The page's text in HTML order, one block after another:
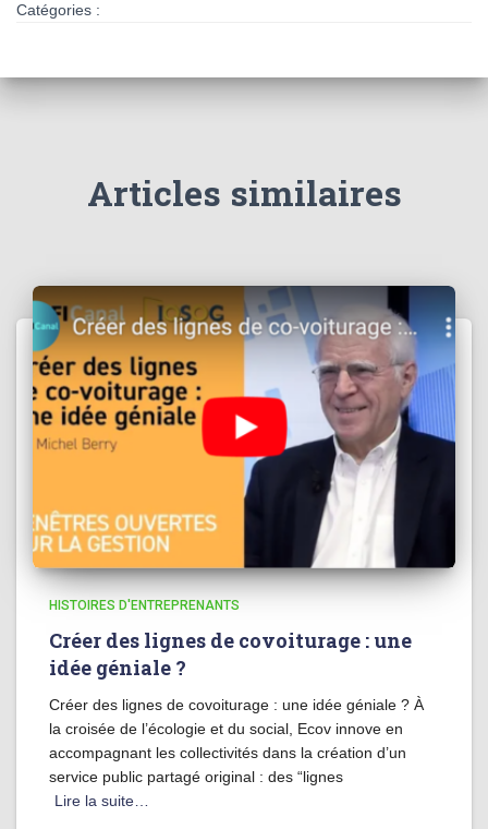
Catégories :
Articles similaires
HISTOIRES D'ENTREPRENANTS
Créer des lignes de covoiturage : une
idée géniale ?
Créer des lignes de covoiturage : une idée géniale ? À
la croisée de l’écologie et du social, Ecov innove en
accompagnant les collectivités dans la création d’un
service public partagé original : des “lignes
Lire la suite…